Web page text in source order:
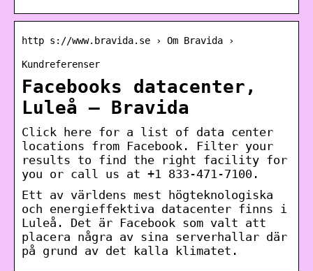
http s://www.bravida.se › Om Bravida ›
Kundreferenser
Facebooks datacenter,
Luleå – Bravida
Click here for a list of data center
locations from Facebook. Filter your
results to find the right facility for
you or call us at +1 833-471-7100.
Ett av världens mest högteknologiska
och energieffektiva datacenter finns i
Luleå. Det är Facebook som valt att
placera några av sina serverhallar där
på grund av det kalla klimatet.